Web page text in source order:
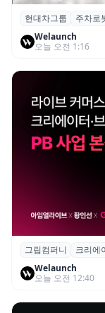
현대차그룹,
로봇 실증 추진
현대차그룹 주차로
Welaunch
오늘 오전 1:16
그립, 크리
진행...첫 콜
그립컴퍼니 크리에
Welaunch
오늘 오전 12:40